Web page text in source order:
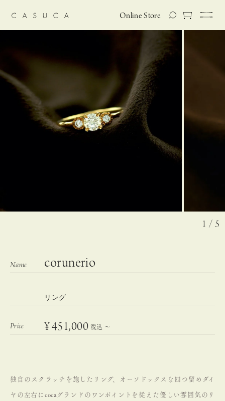
Online Store
1 / 5
corunerio
リング
¥451,000 税込 〜
独自のスクラッチを施したリング、オーソドックスな四つ留めダイ
ヤの左右にcocaグランドのワンポイントを従えた優しい雰囲気のリ